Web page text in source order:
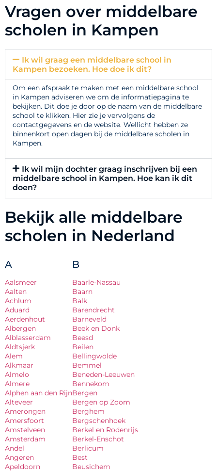
Vragen over middelbare
scholen in Kampen
Ik wil graag een middelbare school in
Kampen bezoeken. Hoe doe ik dit?
Om een afspraak te maken met een middelbare school
in Kampen adviseren we om de informatiepagina te
bekijken. Dit doe je door op de naam van de middelbare
school te klikken. Hier zie je vervolgens de
contactgegevens en de website. Wellicht hebben ze
binnenkort open dagen bij de middelbare scholen in
Kampen.
Ik wil mijn dochter graag inschrijven bij een
middelbare school in Kampen. Hoe kan ik dit
doen?
Bekijk alle middelbare
scholen in Nederland
A
Aalsmeer
Aalten
Achlum
Aduard
Aerdenhout
Albergen
Alblasserdam
Aldtsjerk
Alem
Alkmaar
Almelo
Almere
Alphen aan den Rijn
Alteveer
Amerongen
Amersfoort
Amstelveen
Amsterdam
Andel
Angeren
Apeldoorn
B
Baarle-Nassau
Baarn
Balk
Barendrecht
Barneveld
Beek en Donk
Beesd
Beilen
Bellingwolde
Bemmel
Beneden-Leeuwen
Bennekom
Bergen
Bergen op Zoom
Berghem
Bergschenhoek
Berkel en Rodenrijs
Berkel-Enschot
Berlicum
Best
Beusichem